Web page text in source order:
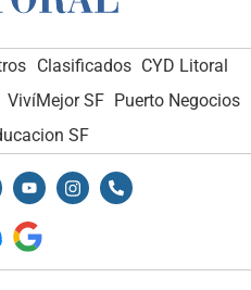
Clasificados CYD Litoral
VivíMejor SF Puerto Negocios
SF